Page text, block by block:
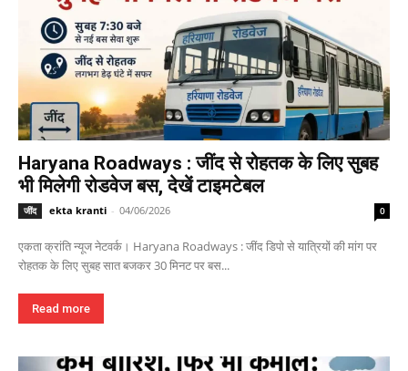
Haryana Roadways : जींद से रोहतक के लिए सुबह
भी मिलेगी रोडवेज बस, देखें टाइमटेबल
जींद ekta kranti - 04/06/2026 0
एकता क्रांति न्यूज नेटवर्क। Haryana Roadways : जींद डिपो से यात्रियों की मांग पर
रोहतक के लिए सुबह सात बजकर 30 मिनट पर बस...
Read more